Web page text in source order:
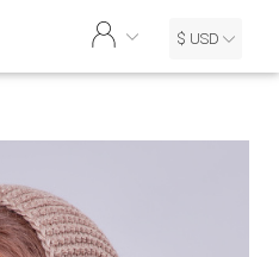
$ USD